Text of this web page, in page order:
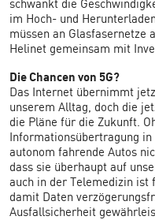
schwankt die
im Hoch- und
müssen an Glasfasernetze
Helinet gemeinsam mit
Die Chancen von 5G?
Das Internet übernimmt
unserem Alltag, doch die
die Pläne für die Zukunft.
Informationsübertragung
autonom fahrende Autos
dass sie überhaupt auf
auch in der Telemedizin ist
damit Daten
Ausfallsicherheit